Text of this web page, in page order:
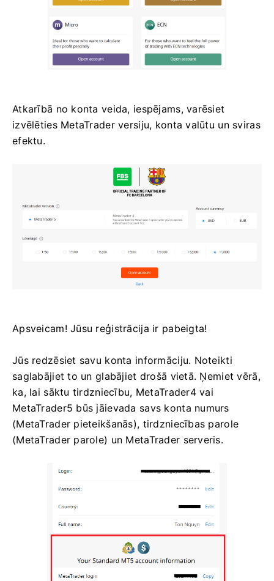
Atkarībā no konta veida, iespējams, varēsiet
izvēlēties MetaTrader versiju, konta valūtu un sviras
efektu.
Apsveicam! Jūsu reģistrācija ir pabeigta!
Jūs redzēsiet savu konta informāciju. Noteikti
saglabājiet to un glabājiet drošā vietā. Ņemiet vērā,
ka, lai sāktu tirdzniecību, MetaTrader4 vai
MetaTrader5 būs jāievada savs konta numurs
(MetaTrader pieteikšanās), tirdzniecības parole
(MetaTrader parole) un MetaTrader serveris.